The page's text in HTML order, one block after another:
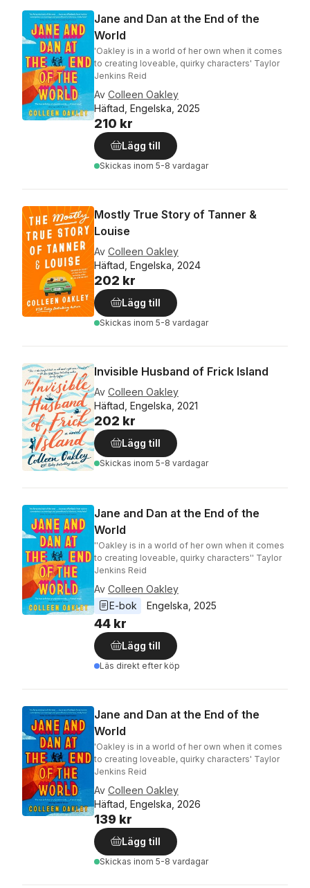
Jane and Dan at the End of the
World
'Oakley is in a world of her own when it comes
to creating loveable, quirky characters' Taylor
Jenkins Reid
Av Colleen Oakley
Häftad, Engelska, 2025
210 kr
Lägg till
Skickas inom 5-8 vardagar
Mostly True Story of Tanner &
Louise
Av Colleen Oakley
Häftad, Engelska, 2024
202 kr
Lägg till
Skickas inom 5-8 vardagar
Invisible Husband of Frick Island
Av Colleen Oakley
Häftad, Engelska, 2021
202 kr
Lägg till
Skickas inom 5-8 vardagar
Jane and Dan at the End of the
World
''Oakley is in a world of her own when it comes
to creating loveable, quirky characters'' Taylor
Jenkins Reid
Av Colleen Oakley
E-bok
Engelska 2025
44 kr
Lägg till
Läs direkt efter köp
Jane and Dan at the End of the
World
'Oakley is in a world of her own when it comes
to creating loveable, quirky characters' Taylor
Jenkins Reid
Av Colleen Oakley
Häftad, Engelska, 2026
139 kr
Lägg till
Skickas inom 5-8 vardagar